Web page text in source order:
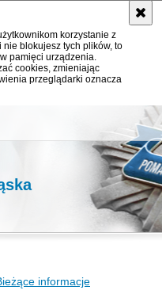
korzystanie z
blokujesz tych plików, to
pamięci urządzenia.
cookies, zmieniając
przeglądarki oznacza
informacje